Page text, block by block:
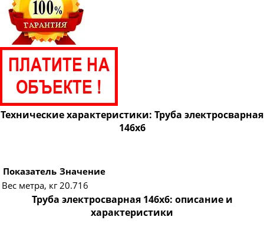
Труба электросварная 820
Труба электросварная 920
Труба электросварная 1020
Труба электросварная 1220
Труба электросварная 1420
Технические характеристики: Труба электросварная
146х6
Показатель Значение
Вес метра, кг 20.716
Труба электросварная 146х6: описание и
характеристики